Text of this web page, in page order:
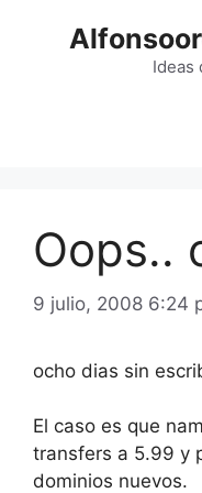
Ideas
Oops..
9 julio, 2008 6:24
ocho dias sin
El caso es que
transfers a 5.99 y
dominios nuevos.